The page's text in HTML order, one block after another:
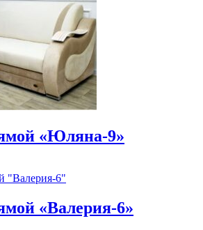
«Юляна-9»
«Валерия-6»